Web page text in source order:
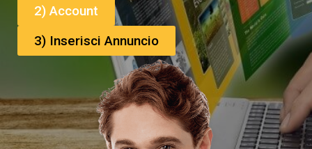
2) Account
3) Inserisci Annuncio